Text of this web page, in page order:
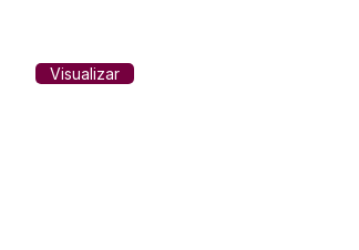
Visualizar